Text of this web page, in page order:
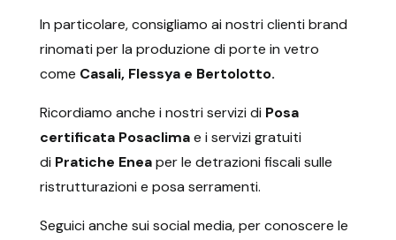
In particolare, consigliamo ai nostri clienti brand
rinomati per la produzione di porte in vetro
come Casali, Flessya e Bertolotto.
Ricordiamo anche i nostri servizi di Posa
certificata Posaclima e i servizi gratuiti
di Pratiche Enea per le detrazioni fiscali sulle
ristrutturazioni e posa serramenti.
Seguici anche sui social media, per conoscere le